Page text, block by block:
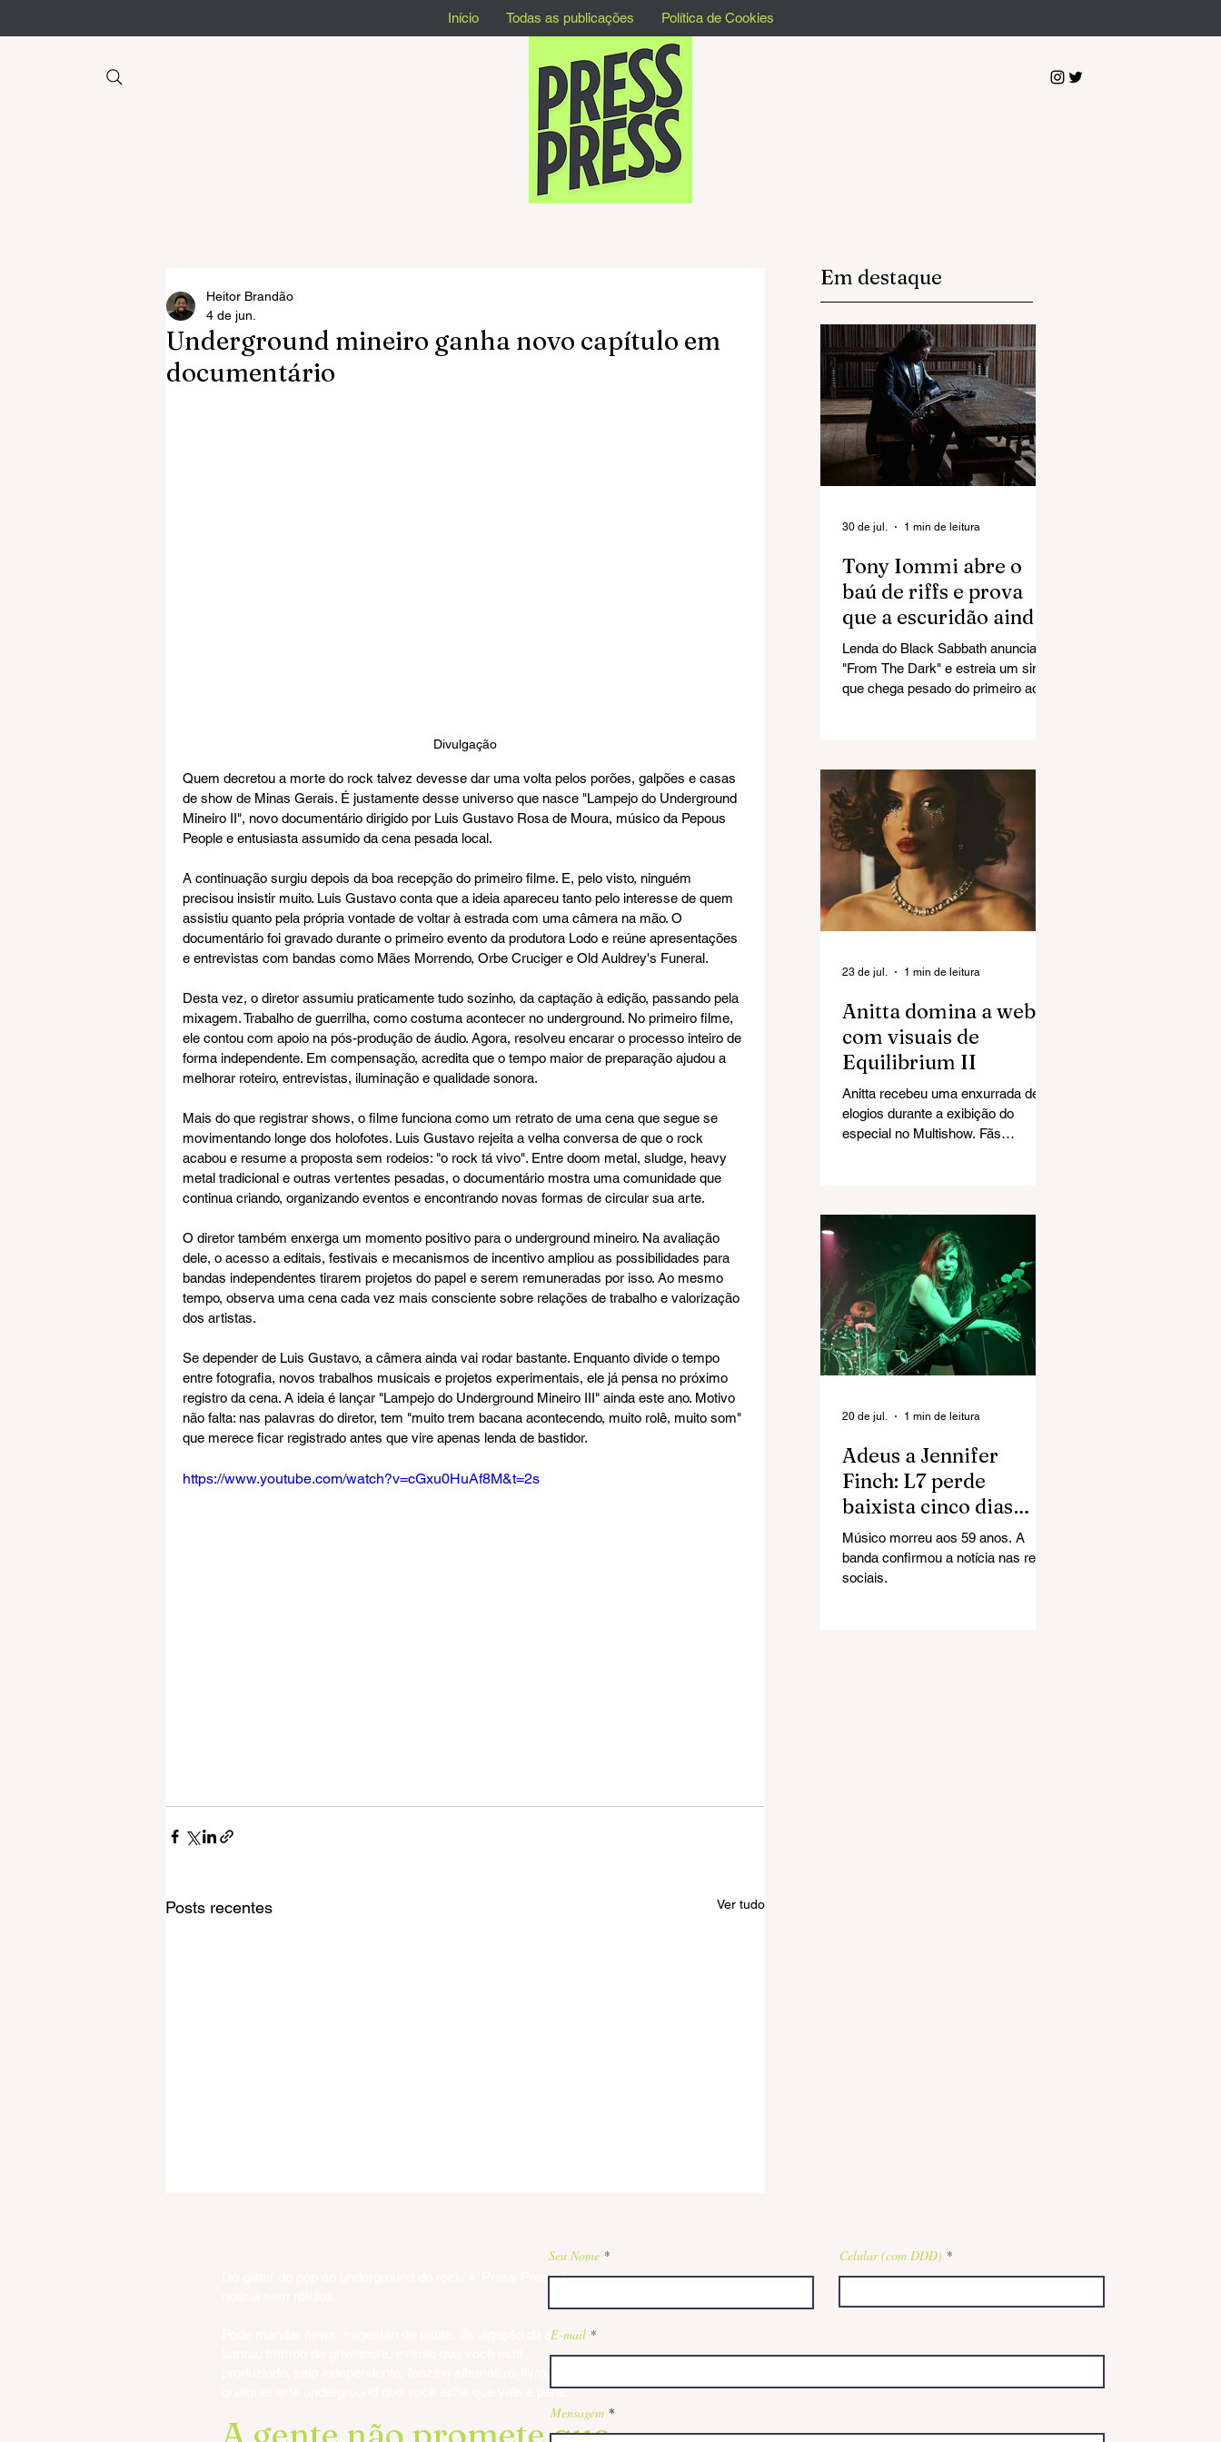
Início Todas as publicações Política de Cookies
Underground mineiro ganha novo capítulo em
documentário
Heitor Brandão
4 de jun.
Divulgação
Quem decretou a morte do rock talvez devesse dar uma volta pelos porões, galpões e casas
de show de Minas Gerais. É justamente desse universo que nasce "Lampejo do Underground
Mineiro II", novo documentário dirigido por Luis Gustavo Rosa de Moura, músico da Pepous
People e entusiasta assumido da cena pesada local.
A continuação surgiu depois da boa recepção do primeiro filme. E, pelo visto, ninguém
precisou insistir muito. Luis Gustavo conta que a ideia apareceu tanto pelo interesse de quem
assistiu quanto pela própria vontade de voltar à estrada com uma câmera na mão. O
documentário foi gravado durante o primeiro evento da produtora Lodo e reúne apresentações
e entrevistas com bandas como Mães Morrendo, Orbe Cruciger e Old Auldrey's Funeral.
Desta vez, o diretor assumiu praticamente tudo sozinho, da captação à edição, passando pela
mixagem. Trabalho de guerrilha, como costuma acontecer no underground. No primeiro filme,
ele contou com apoio na pós-produção de áudio. Agora, resolveu encarar o processo inteiro de
forma independente. Em compensação, acredita que o tempo maior de preparação ajudou a
melhorar roteiro, entrevistas, iluminação e qualidade sonora.
Mais do que registrar shows, o filme funciona como um retrato de uma cena que segue se
movimentando longe dos holofotes. Luis Gustavo rejeita a velha conversa de que o rock
acabou e resume a proposta sem rodeios: "o rock tá vivo". Entre doom metal, sludge, heavy
metal tradicional e outras vertentes pesadas, o documentário mostra uma comunidade que
continua criando, organizando eventos e encontrando novas formas de circular sua arte.
O diretor também enxerga um momento positivo para o underground mineiro. Na avaliação
dele, o acesso a editais, festivais e mecanismos de incentivo ampliou as possibilidades para
bandas independentes tirarem projetos do papel e serem remuneradas por isso. Ao mesmo
tempo, observa uma cena cada vez mais consciente sobre relações de trabalho e valorização
dos artistas.
Se depender de Luis Gustavo, a câmera ainda vai rodar bastante. Enquanto divide o tempo
entre fotografia, novos trabalhos musicais e projetos experimentais, ele já pensa no próximo
registro da cena. A ideia é lançar "Lampejo do Underground Mineiro III" ainda este ano. Motivo
não falta: nas palavras do diretor, tem "muito trem bacana acontecendo, muito rolê, muito som"
que merece ficar registrado antes que vire apenas lenda de bastidor.
https://www.youtube.com/watch?v=cGxu0HuAf8M&t=2s
Posts recentes Ver tudo
Em destaque
Tony Iommi abre o
baú de riffs e prova
que a escuridão ainda
tem combustível
Lenda do Black Sabbath anuncia
"From The Dark" e estreia um single
que chega pesado do primeiro ao
30 de jul. 1 min de leitura
Anitta domina a web
com visuais de
Equilibrium II
Anitta recebeu uma enxurrada de
elogios durante a exibição do
especial no Multishow. Fãs
23 de jul. 1 min de leitura
Adeus a Jennifer
Finch: L7 perde
baixista cinco dias
após revelar
diagnóstico de câncer
no cérebro
Músico morreu aos 59 anos. A
banda confirmou a notícia nas redes
sociais.
20 de jul. 1 min de leitura
Do glitter do pop ao underground do rock ★ Press Press é
Pode mandar news, sugestão de pauta, divulgação da sua
qualquer arte underground que você acha que vale a pena.
Seu Nome Celular (com DDD)
E-mail
Mensagem